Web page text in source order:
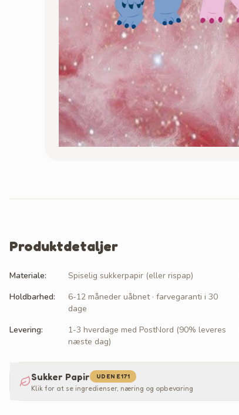
Produktdetaljer
Materiale: Spiselig sukkerpapir (eller rispap)
Holdbarhed:
6-12 måneder uåbnet · farvegaranti i 30
dage
Levering:
1-3 hverdage med PostNord (90% leveres
næste dag)
Sukker Papir UDEN E171
Klik for at se ingredienser, næring og opbevaring